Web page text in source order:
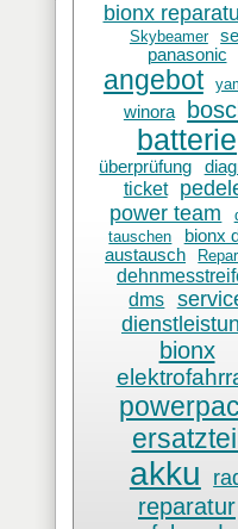
bionx
Skybeamer
panasonic
angebot
winora
batterie
überprüfung
ticket
power team
tauschen
bionx
austausch
dms
bionx
akku
reparatur